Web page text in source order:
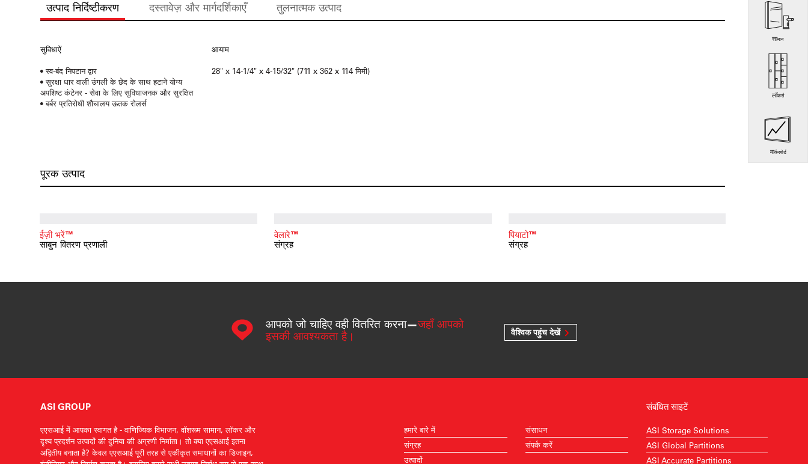
उत्पाद निर्दिष्टीकरण दस्तावेज़ और मार्गदर्शिकाएँ तुलनात्मक उत्पाद
सुविधाऐं
• स्व-बंद निपटान द्वार
• सुरक्षा धार वाली उंगली के छेद के साथ हटाने योग्य
अपशिष्ट कंटेनर - सेवा के लिए सुविधाजनक और सुरक्षित
• बर्बर प्रतिरोधी शौचालय ऊतक रोलर्स
आयाम
28" x 14-1/4" x 4-15/32" (711 x 362 x 114 मिमी)
पूरक उत्पाद
ईज़ी भरें™
साबुन वितरण प्रणाली
वेलारे™
संग्रह
पियाटो™
संग्रह
आपको जो चाहिए वही वितरित करना—जहाँ आपको
इसकी आवश्यकता है।
वैश्विक पहुंच देखें
सामान
लॉकर्स
मार्करबोर्ड
ASI GROUP
एएसआई में आपका स्वागत है - वाणिज्यिक विभाजन, वॉशरूम सामान, लॉकर और
दृश्य प्रदर्शन उत्पादों की दुनिया की अग्रणी निर्माता। तो क्या एएसआई इतना
अद्वितीय बनाता है? केवल एएसआई पूरी तरह से एकीकृत समाधानों का डिजाइन,
हमारे बारे में
संग्रह
उत्पादों
संसाधन
संपर्क करें
संबंधित साइटें
ASI Storage Solutions
ASI Global Partitions
ASI Accurate Partitions